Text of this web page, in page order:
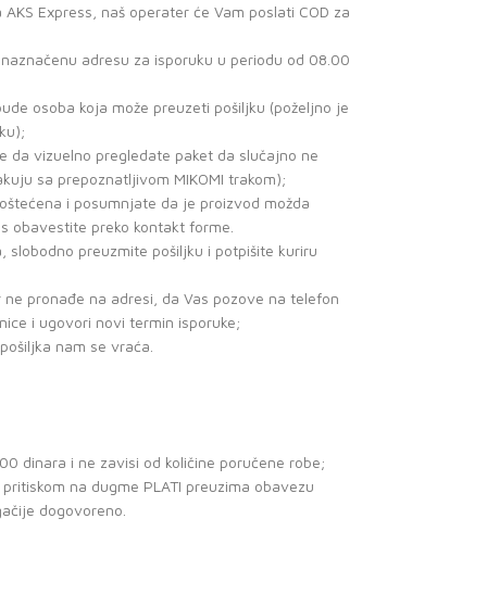
Express, naš operater će Vam poslati COD za
adresu za isporuku u periodu od 08.00
osoba koja može preuzeti pošiljku (poželjno je
da vizuelno pregledate paket da slučajno ne
sa prepoznatljivom MIKOMI trakom);
i posumnjate da je proizvod možda
obavestite preko kontakt forme.
slobodno preuzmite pošiljku i potpišite kuriru
pronađe na adresi, da Vas pozove na telefon
i ugovori novi termin isporuke;
nam se vraća.
dinara i ne zavisi od količine poručene robe;
na dugme PLATI preuzima obavezu
dogovoreno.